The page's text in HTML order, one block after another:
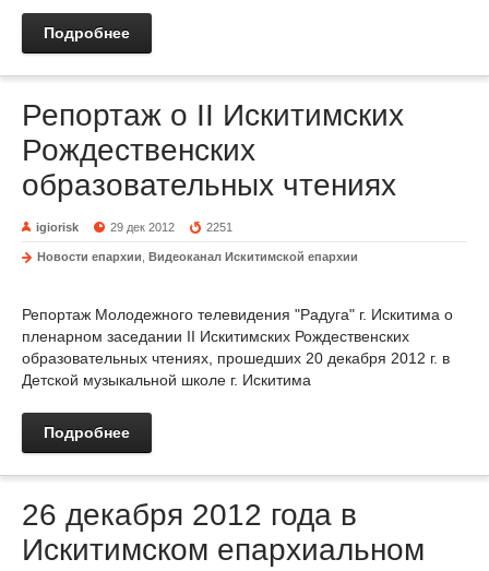
Подробнее
Репортаж о II Искитимских
Рождественских
образовательных чтениях
igiorisk 29 дек 2012 2251
Новости епархии Видеоканал Искитимской епархии
Репортаж Молодежного телевидения "Радуга" г. Искитима о
пленарном заседании II Искитимских Рождественских
образовательных чтениях, прошедших 20 декабря 2012 г. в
Детской музыкальной школе г. Искитима
Подробнее
26 декабря 2012 года в
Искитимском епархиальном